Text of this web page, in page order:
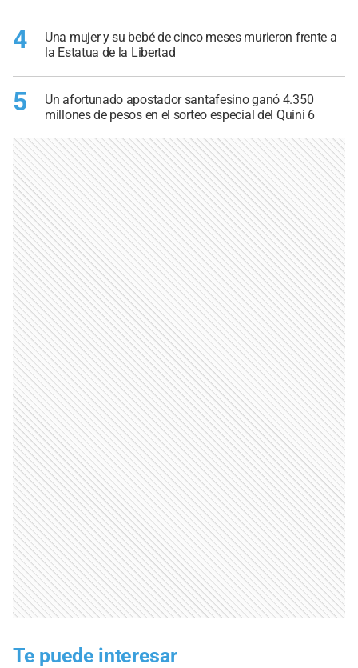
4
Una mujer y su bebé de cinco meses murieron frente a
la Estatua de la Libertad
5
Un afortunado apostador santafesino ganó 4.350
millones de pesos en el sorteo especial del Quini 6
Te puede interesar